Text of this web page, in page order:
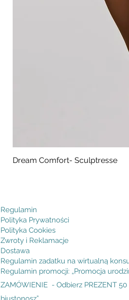
Dream Comfort- Sculptresse
Regulamin
Polityka Prywatności
Polityka Cookies
Zwroty i Reklamacje
Dostawa
Regulamin zadatku na wirtualną
Regulamin promocji: „Promocja
ZAMÓWIENIE - Odbierz PREZENT 50